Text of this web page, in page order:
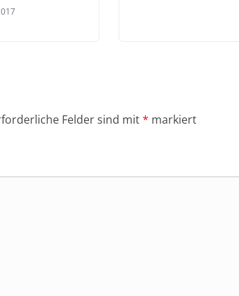
Felder sind mit* markiert